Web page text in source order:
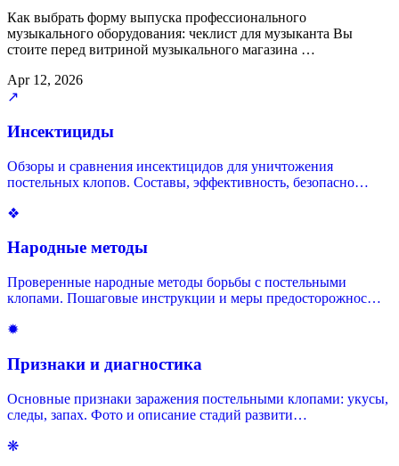
Как выбрать форму выпуска профессионального
музыкального оборудования: чеклист для музыканта Вы
стоите перед витриной музыкального магазина …
Apr 12, 2026
↗
Инсектициды
Обзоры и сравнения инсектицидов для уничтожения
постельных клопов. Составы, эффективность, безопасно…
❖
Народные методы
Проверенные народные методы борьбы с постельными
клопами. Пошаговые инструкции и меры предосторожнос…
✹
Признаки и диагностика
Основные признаки заражения постельными клопами: укусы,
следы, запах. Фото и описание стадий развити…
❋